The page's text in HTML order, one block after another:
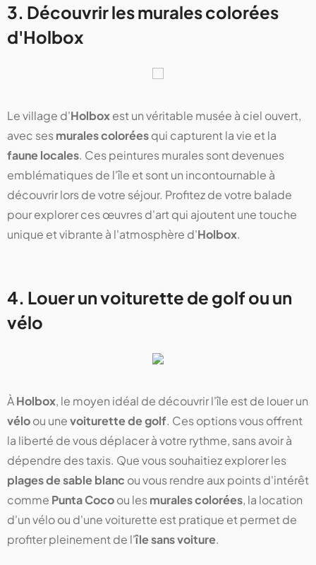
3. Découvrir les murales colorées
d'Holbox
Le village d'Holboxest un véritable musée à ciel ouvert,
avec sesmurales coloréesqui capturent la vie et la
faune locales. Ces peintures murales sont devenues
emblématiques de l'île et sont un incontournable à
découvrir lors de votre séjour. Profitez de votre balade
pour explorer ces œuvres d'art qui ajoutent une touche
unique et vibrante à l'atmosphère d'Holbox.
4. Louer un voiturette de golf ou un
vélo
ÀHolbox, le moyen idéal de découvrir l'île est de louer un
véloou unevoiturette de golf. Ces options vous offrent
la liberté de vous déplacer à votre rythme, sans avoir à
dépendre des taxis. Que vous souhaitiez explorer les
plages de sable blanc ou vous rendre aux points d'intérêt
comme Punta Cocoou lesmurales colorées, la location
d'un vélo ou d'une voiturette est pratique et permet de
profiter pleinement de l'île sans voiture.